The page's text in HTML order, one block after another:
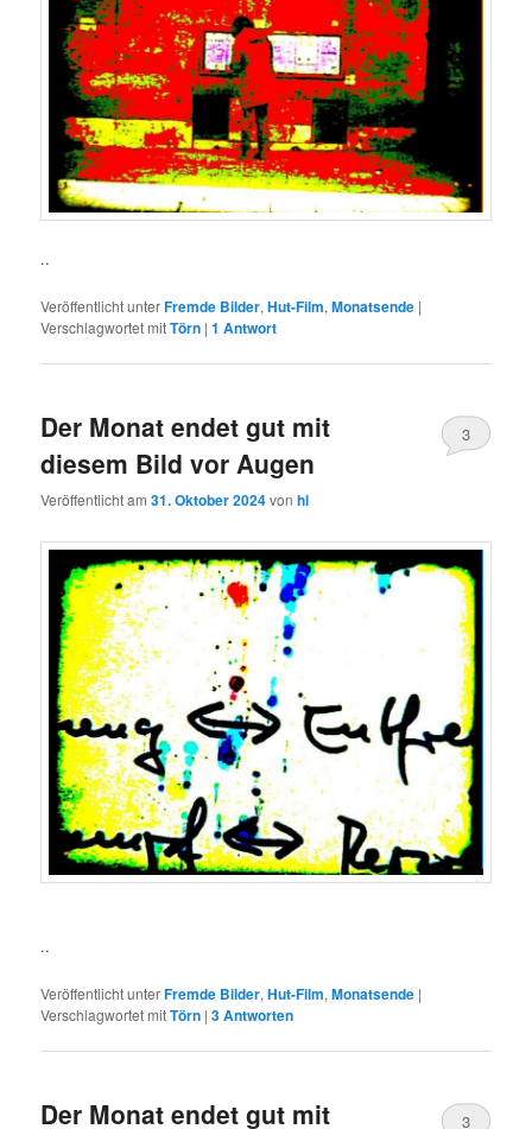
..
Veröffentlicht unterFremde Bilder,Hut-Film,Monatsende |
Verschlagwortet mitTörn |1 Antwort
Der Monat endet gut mit
diesem Bild vor Augen
Veröffentlicht am31. Oktober 2024vonhl
3
..
Veröffentlicht unterFremde Bilder,Hut-Film,Monatsende |
Verschlagwortet mitTörn |3Antworten
Der Monat endet gut mit 3